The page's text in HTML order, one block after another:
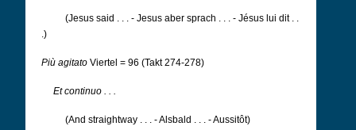
(Jesus said . . . - Jesus aber sprach . . . - Jésus lui dit . .
.)
Più agitato Viertel = 96 (Takt 274-278)
Et continuo . . .
(And straightway . . . - Alsbald . . . - Aussitôt)